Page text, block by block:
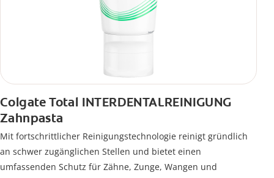
Colgate Total INTERDENTALREINIGUNG
Zahnpasta
Mit fortschrittlicher Reinigungstechnologie reinigt gründlich
an schwer zugänglichen Stellen und bietet einen
umfassenden Schutz für Zähne, Zunge, Wangen und